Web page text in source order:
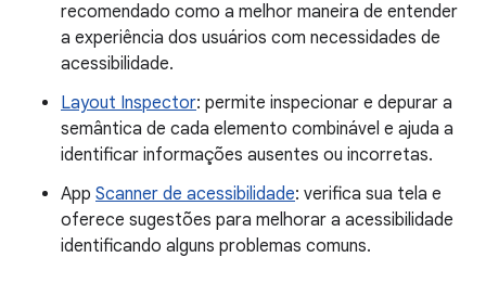
recomendado como a melhor maneira de entender
a experiência dos usuários com necessidades de
acessibilidade.
Layout Inspector: permite inspecionar e depurar a
semântica de cada elemento combinável e ajuda a
identificar informações ausentes ou incorretas.
App Scanner de acessibilidade: verifica sua tela e
oferece sugestões para melhorar a acessibilidade
identificando alguns problemas comuns.